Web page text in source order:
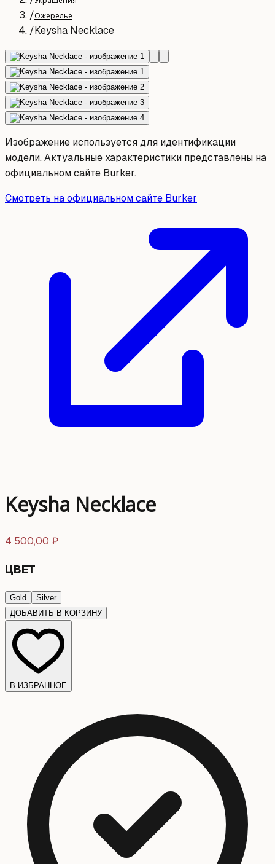
/Ожерелье
/Keysha Necklace
Изображение используется для идентификации
модели. Актуальные характеристики представлены на
официальном сайте Burker.
Смотреть на официальном сайте Burker
Keysha Necklace
4 500,00 ₽
ЦВЕТ
Gold
Silver
ДОБАВИТЬ В КОРЗИНУ
В ИЗБРАННОЕ